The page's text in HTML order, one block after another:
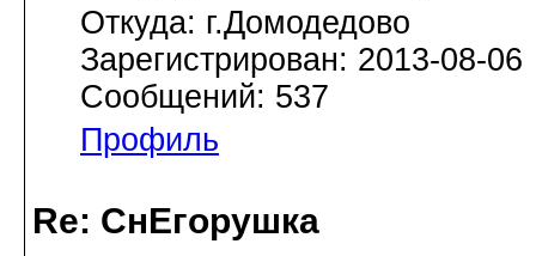
Откуда: г.Домодедово
Зарегистрирован: 2013-08-06
Сообщений: 537
Профиль
Re: СнЕгорушка